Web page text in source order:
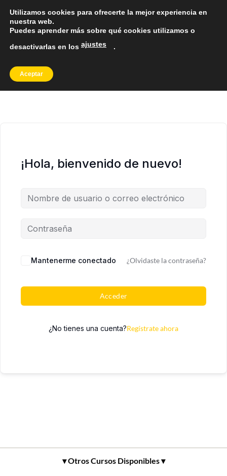
𝗨𝗡𝗜𝗖𝗢 𝗖𝗢𝗡𝗧𝗔𝗖𝗧𝗢 : +𝟱𝟭 𝟵𝟮𝟭𝟯𝟬𝟱𝟳𝟰𝟵Descartar
𝗨𝗡𝗜𝗖𝗢 𝗖𝗢𝗡𝗧𝗔𝗖𝗧𝗢
: +𝟱𝟭 𝟵𝟮𝟭𝟯𝟬𝟱𝟳𝟰𝟵
contenido
SOPORTE GRATUITO
¡Hola, bienvenido de nuevo!
Mantenerme conectado ¿Olvidaste la contraseña?
Acceder
¿No tienes una cuenta?Regístrate ahora
▾ Otros Cursos Disponibles ▾
Utilizamos cookies para ofrecerte la mejor experiencia en
nuestra web.
Puedes aprender más sobre qué cookies utilizamos o
desactivarlas en los ajustes .
Aceptar